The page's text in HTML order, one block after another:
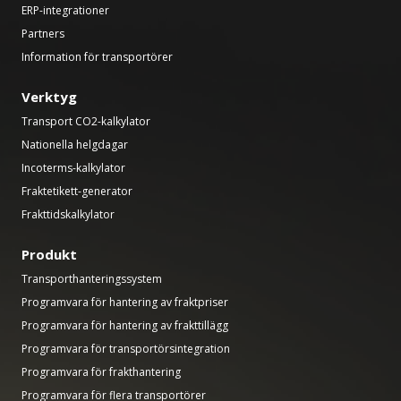
ERP-integrationer
Partners
Information för transportörer
Verktyg
Transport CO2-kalkylator
Nationella helgdagar
Incoterms-kalkylator
Fraktetikett-generator
Frakttidskalkylator
Produkt
Transporthanteringssystem
Programvara för hantering av fraktpriser
Programvara för hantering av frakttillägg
Programvara för transportörsintegration
Programvara för frakthantering
Programvara för flera transportörer